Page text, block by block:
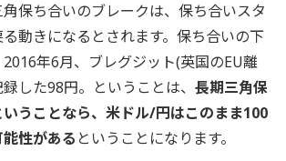
保ち合いのブレークは、保ち合いスタ
動きになるとされます。保ち合いの下
年6月、ブレグジット(英国のEU離
した98円。ということは、 長期三角保
うことなら、米ドル/円はこのまま100
性がある ということになります。